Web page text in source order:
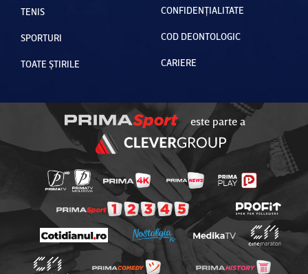
TENIS
SPORTURI
TOATE ȘTIRILE
CONFIDENȚIALITATE
COD DEONTOLOGIC
CARIERE
este parte a